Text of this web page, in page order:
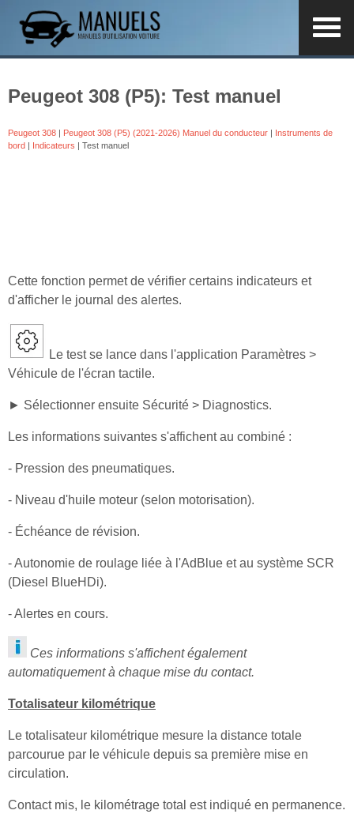
Peugeot 308 (P5): Test manuel
Peugeot 308 | Peugeot 308 (P5) (2021-2026) Manuel du conducteur | Instruments de
bord | Indicateurs | Test manuel
Cette fonction permet de vérifier certains indicateurs et
d'afficher le journal des alertes.
Le test se lance dans l'application Paramètres >
Véhicule de l'écran tactile.
► Sélectionner ensuite Sécurité > Diagnostics.
Les informations suivantes s'affichent au combiné :
- Pression des pneumatiques.
- Niveau d'huile moteur (selon motorisation).
- Échéance de révision.
- Autonomie de roulage liée à l'AdBlue et au système SCR
(Diesel BlueHDi).
- Alertes en cours.
Ces informations s'affichent également
automatiquement à chaque mise du contact.
Totalisateur kilométrique
Le totalisateur kilométrique mesure la distance totale
parcourue par le véhicule depuis sa première mise en
circulation.
Contact mis, le kilométrage total est indiqué en permanence.